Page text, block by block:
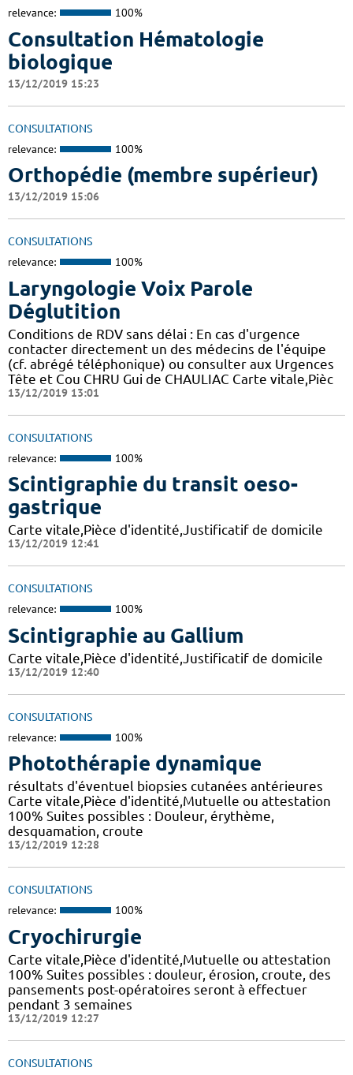
relevance: 100%
Consultation Hématologie
biologique
13/12/2019 15:23
CONSULTATIONS
relevance: 100%
Orthopédie (membre supérieur)
13/12/2019 15:06
CONSULTATIONS
relevance: 100%
Laryngologie Voix Parole
Déglutition
Conditions de RDV sans délai : En cas d'urgence
contacter directement un des médecins de l'équipe
(cf. abrégé téléphonique) ou consulter aux Urgences
Tête et Cou CHRU Gui de CHAULIAC Carte vitale,Pièc
13/12/2019 13:01
CONSULTATIONS
relevance: 100%
Scintigraphie du transit oeso-
gastrique
Carte vitale,Pièce d'identité,Justificatif de domicile
13/12/2019 12:41
CONSULTATIONS
relevance: 100%
Scintigraphie au Gallium
Carte vitale,Pièce d'identité,Justificatif de domicile
13/12/2019 12:40
CONSULTATIONS
relevance: 100%
Photothérapie dynamique
résultats d'éventuel biopsies cutanées antérieures
Carte vitale,Pièce d'identité,Mutuelle ou attestation
100% Suites possibles : Douleur, érythème,
desquamation, croute
13/12/2019 12:28
CONSULTATIONS
relevance: 100%
Cryochirurgie
Carte vitale,Pièce d'identité,Mutuelle ou attestation
100% Suites possibles : douleur, érosion, croute, des
pansements post-opératoires seront à effectuer
pendant 3 semaines
13/12/2019 12:27
CONSULTATIONS